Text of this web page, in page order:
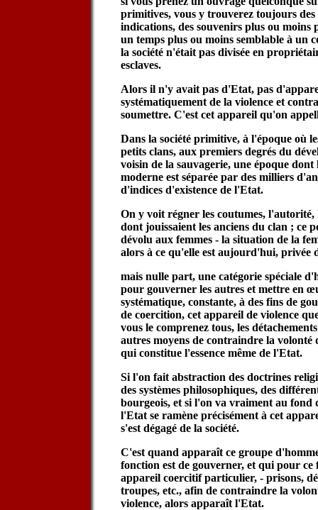
primitives, vous y trouverez toujours des
indications, des souvenirs plus ou
un temps plus ou moins semblable à un
la société n'était pas divisée en
esclaves.
Alors il n'y avait pas d'Etat, pas
systématiquement de la violence et
soumettre. C'est cet appareil qu'on
Dans la société primitive, à l'époque où
petits clans, aux premiers degrés du
voisin de la sauvagerie, une époque
moderne est séparée par des milliers
d'indices d'existence de l'Etat.
On y voit régner les coutumes, l'autorité,
dont jouissaient les anciens du clan ; ce
dévolu aux femmes - la situation de la
alors à ce qu'elle est aujourd'hui, privée
mais nulle part, une catégorie spéciale
pour gouverner les autres et mettre en
systématique, constante, à des fins de
de coercition, cet appareil de violence
vous le comprenez tous, les
autres moyens de contraindre la
qui constitue l'essence même de l'Etat.
Si l'on fait abstraction des doctrines
des systèmes philosophiques, des
bourgeois, et si l'on va vraiment au fond
l'Etat se ramène précisément à cet
s'est dégagé de la société.
C'est quand apparaît ce groupe
fonction est de gouverner, et qui pour ce
appareil coercitif particulier, - prisons,
troupes, etc., afin de contraindre la
violence, alors apparaît l'Etat.